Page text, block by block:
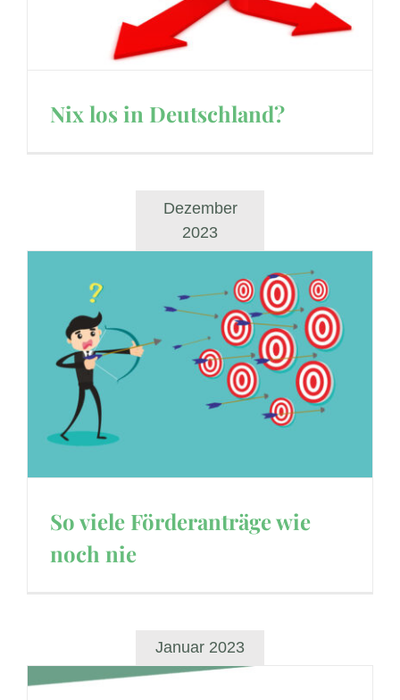
Nix los in Deutschland?
Dezember
2023
So viele Förderanträge wie
noch nie
Januar 2023